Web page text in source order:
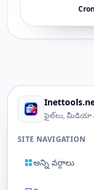
ఫైల్‌లు, మీడియా
SITE NAVIGATION
అన్ని వర్గాలు